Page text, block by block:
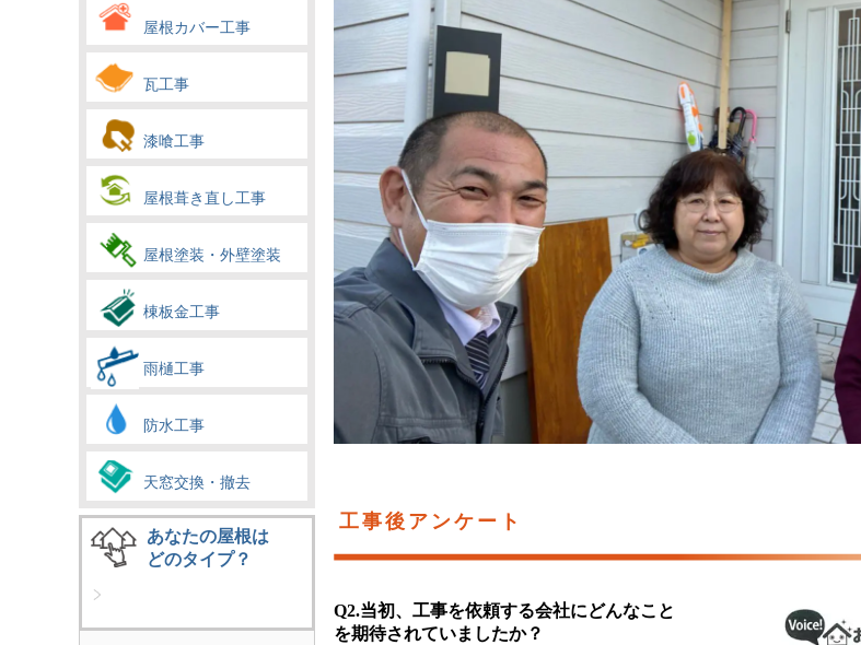
屋根カバー工事
瓦工事
漆喰工事
屋根葺き直し工事
屋根塗装・外壁塗装
棟板金工事
雨樋工事
防水工事
天窓交換・撤去
あなたの屋根は
どのタイプ？
工事後アンケート
Q2.当初、工事を依頼する会社にどんなこと
を期待されていましたか？